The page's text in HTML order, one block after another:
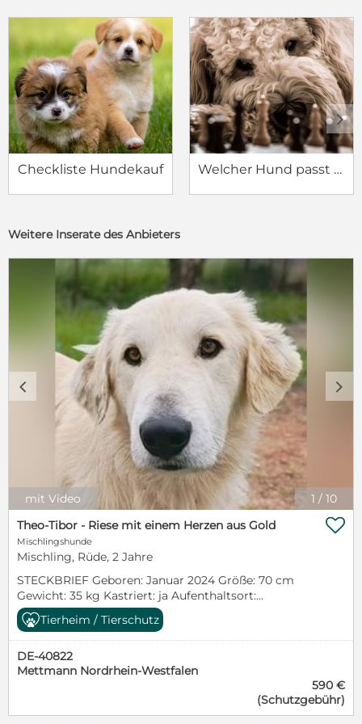
Checkliste Hundekauf Welcher Hund passt zu mir?
c d
Weitere Inserate des Anbieters
1 / 10
c d
mit Video
Theo-Tibor - Riese mit einem Herzen aus Gold
Mischlingshunde
Mischling, Rüde, 2 Jahre
STECKBRIEF Geboren: Januar 2024 Größe: 70 cm
Gewicht: 35 kg Kastriert: ja Aufenthaltsort:
Griechenland Theo-Tibor: Theo lebte einst ein stilles,
friedliches Leben am Rand eines kleinen Dorfes in
Nordgriechenland. Er gehörte zu einer kleinen
Hundefamilie, die dort gemeinsam ihre Tage
verbrachte – bis ein Giftanschlag alles zerstörte. Die
zurück ins Leben, und heute ist er zusammen mit
Eleni, der Mutter der Welpen, in einer liebevollen

Tierheim / Tierschutz
DE-40822
Mettmann Nordrhein-Westfalen
590 €
(Schutzgebühr)